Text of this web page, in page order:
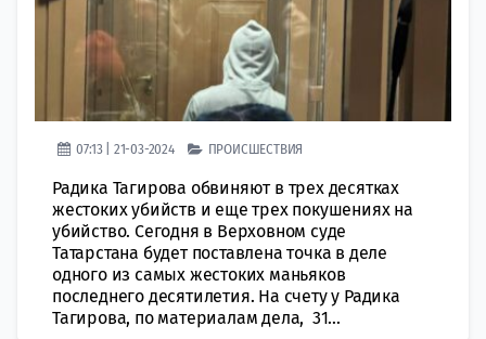
07:13 | 21-03-2024 ПРОИСШЕСТВИЯ
Радика Тагирова обвиняют в трех десятках
жестоких убийств и еще трех покушениях на
убийство. Сегодня в Верховном суде
Татарстана будет поставлена точка в деле
одного из самых жестоких маньяков
последнего десятилетия. На счету у Радика
Тагирова, по материалам дела, 31...